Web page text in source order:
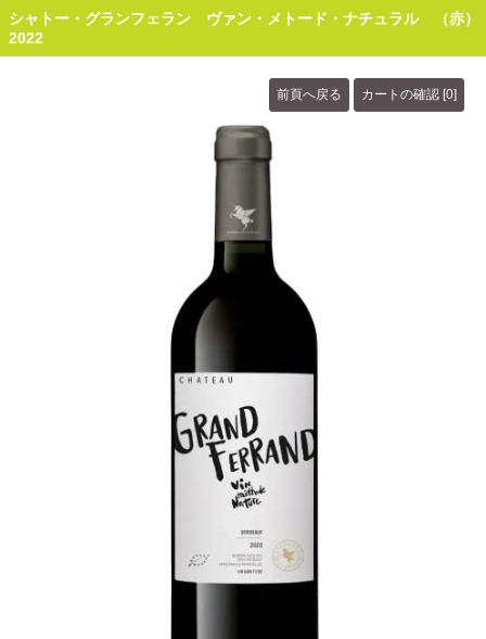
シャトー・グランフェラン ヴァン・メトード・ナチュラル （赤）
2022